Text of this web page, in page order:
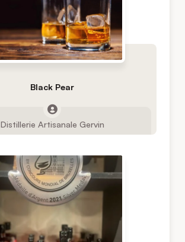
Black Pear
Distillerie Artisanale Gervin